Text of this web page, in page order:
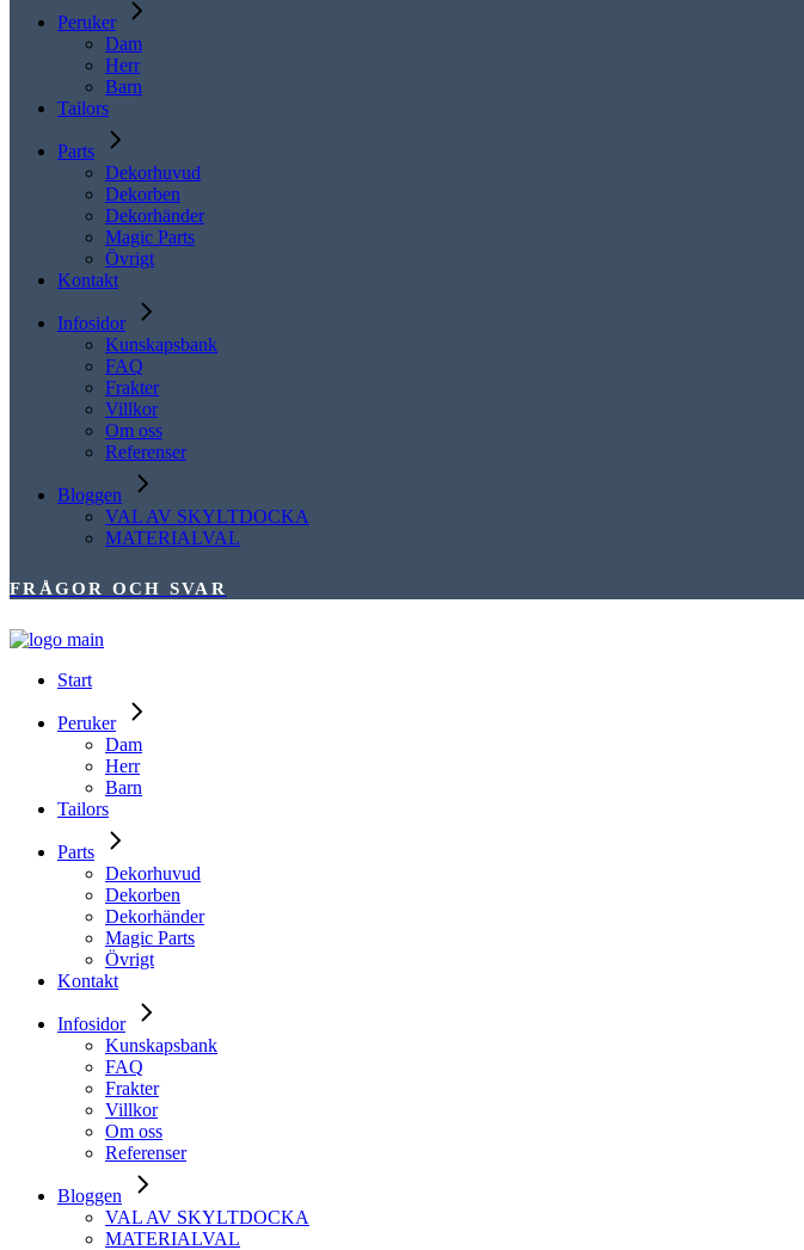
Peruker
Dam
Herr
Barn
Tailors
Parts
Dekorhuvud
Dekorben
Dekorhänder
Magic Parts
Övrigt
Kontakt
Infosidor
Kunskapsbank
FAQ
Frakter
Villkor
Om oss
Referenser
Bloggen
VAL AV SKYLTDOCKA
MATERIALVAL
FRÅGOR OCH SVAR
Start
Peruker
Dam
Herr
Barn
Tailors
Parts
Dekorhuvud
Dekorben
Dekorhänder
Magic Parts
Övrigt
Kontakt
Infosidor
Kunskapsbank
FAQ
Frakter
Villkor
Om oss
Referenser
Bloggen
VAL AV SKYLTDOCKA
MATERIALVAL